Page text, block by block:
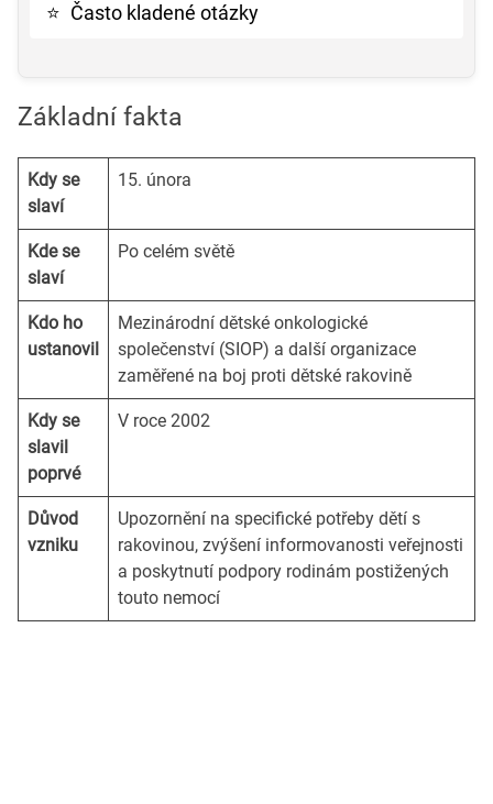
⭐ Často kladené otázky
Základní fakta
Kdy se
slaví
15. února
Kde se
slaví
Po celém světě
Kdo ho
ustanovil
Mezinárodní dětské onkologické
společenství (SIOP) a další organizace
zaměřené na boj proti dětské rakovině
Kdy se
slavil
poprvé
V roce 2002
Důvod
vzniku
Upozornění na specifické potřeby dětí s
rakovinou, zvýšení informovanosti veřejnosti
a poskytnutí podpory rodinám postižených
touto nemocí